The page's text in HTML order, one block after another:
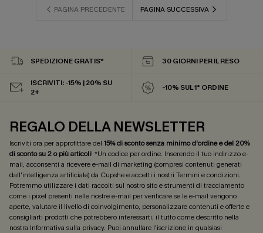
PAGINA PRECEDENTE PAGINA SUCCESSIVA
SPEDIZIONE GRATIS* 30 GIORNI PER IL RESO
ISCRIVITI: -15% | 20% SU
2+
-10% SUL 1° ORDINE
REGALO DELLA NEWSLETTER
Iscriviti ora per approfittare del 15% di sconto senza minimo d'ordine e del 20%
di sconto su 2 o più articoli! *Un codice per ordine. Inserendo il tuo indirizzo e-
mail, acconsenti a ricevere e-mail di marketing (compresi contenuti generati
dall'intelligenza artificiale) da Cupshe e accetti i nostri Termini e condizioni.
Potremmo utilizzare i dati raccolti sul nostro sito e strumenti di tracciamento
come i pixel presenti nelle nostre e-mail per verificare se le e-mail vengono
aperte, valutare il livello di coinvolgimento, personalizzare contenuti e offerte e
consigliarti prodotti che potrebbero interessarti, il tutto come descritto nella
nostra Informativa sulla privacy. Puoi annullare l'iscrizione in qualsiasi